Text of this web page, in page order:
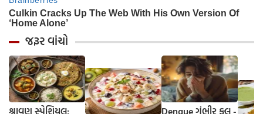
જરૂર વાંચો
શ્રાવણ સ્પેશિયલ: Dengue ગંભીર ફ્લૂ -